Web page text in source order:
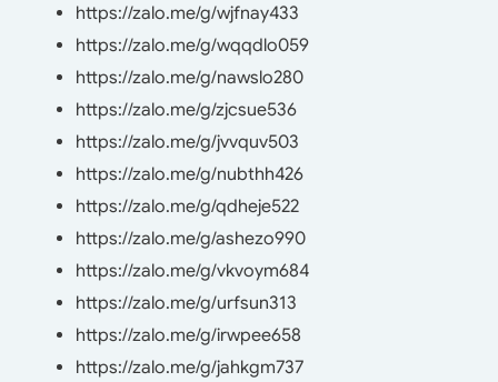
https://zalo.me/g/wjfnay433
https://zalo.me/g/wqqdlo059
https://zalo.me/g/nawslo280
https://zalo.me/g/zjcsue536
https://zalo.me/g/jvvquv503
https://zalo.me/g/nubthh426
https://zalo.me/g/qdheje522
https://zalo.me/g/ashezo990
https://zalo.me/g/vkvoym684
https://zalo.me/g/urfsun313
https://zalo.me/g/irwpee658
https://zalo.me/g/jahkgm737